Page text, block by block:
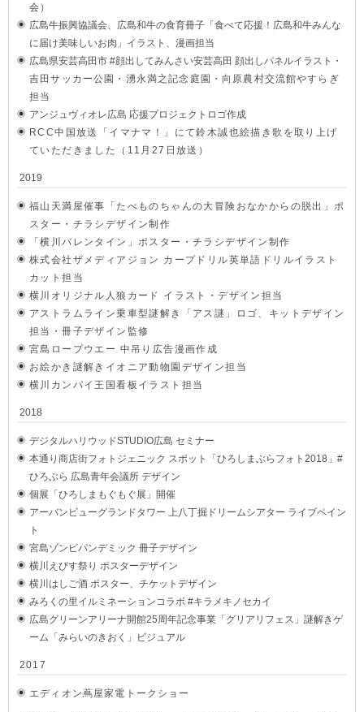
会）
広島牛振興協議会、広島和牛の食育冊子「食べて応援！広島和牛みんな
に届け美味しいお肉」イラスト、漫画担当
広島県安芸高田市 #顔出してみんさい安芸高田 顔出しパネルイラスト
・
吉田サッカー公園・湧永満之記念庭園・向原農村交流館やすらぎ
担当
アンジュヴィオレ広島 応援プロジェクトロゴ作成
RCC中国放送「イマナマ！」にて鈴木誠也絵描き歌を取り上げ
ていただきました（11月27日放送）
2019
福山天満屋催事「たべものちゃんの大冒険おなかからの脱出」ポ
スター・チラシデザイン制作
「横川バレンタイン」ポスター・チラシデザイン制作
株式会社ザ メディアジョン カープドリル英単語ドリルイラスト
カット担当
横川オリジナル人狼カード イラスト・デザイン担当
アストラムライン乗車型謎解き「アス謎」ロゴ、キットデザイン
担当・冊子デザイン監修
宮島ロープウエー 中吊り広告漫画作成
お絵かき謎解きイオニア動物園デザイン担当
横川カンパイ王国看板イラスト担当
2018
デジタルハリウッドSTUDIO広島 セミナー
本通り商店街フォトジェニック スポット「ひろしまぶらフォト2018」#
ひろぶら 広島青年会議所 デザイン
個展「ひろしまもぐもぐ展」開催
アーバンビューグランドタワー 上八丁掘ドリームシアター ライブペイン
ト
宮島ゾンビパンデミック 冊子デザイン
横川えびす祭り ポスターデザイン
横川はしご酒 ポスター、チケットデザイン
みろくの里イルミネーションコラボ #キラメキノセカイ
広島グリーンアリーナ開館25周年記念事業「グリアリフェス」謎解きゲ
ーム「みらいのきおく」ビジュアル
2017
エディオン蔦屋家電トークショー